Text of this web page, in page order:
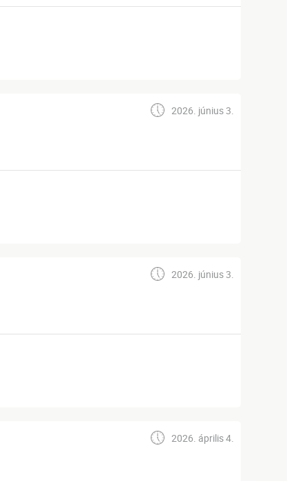
2026. június 3.
2026. június 3.
2026. április 4.